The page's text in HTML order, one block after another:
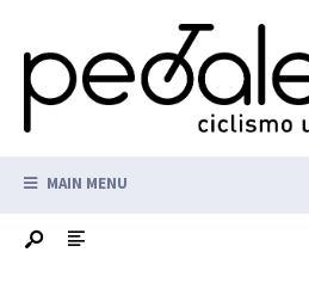
MAIN MENU